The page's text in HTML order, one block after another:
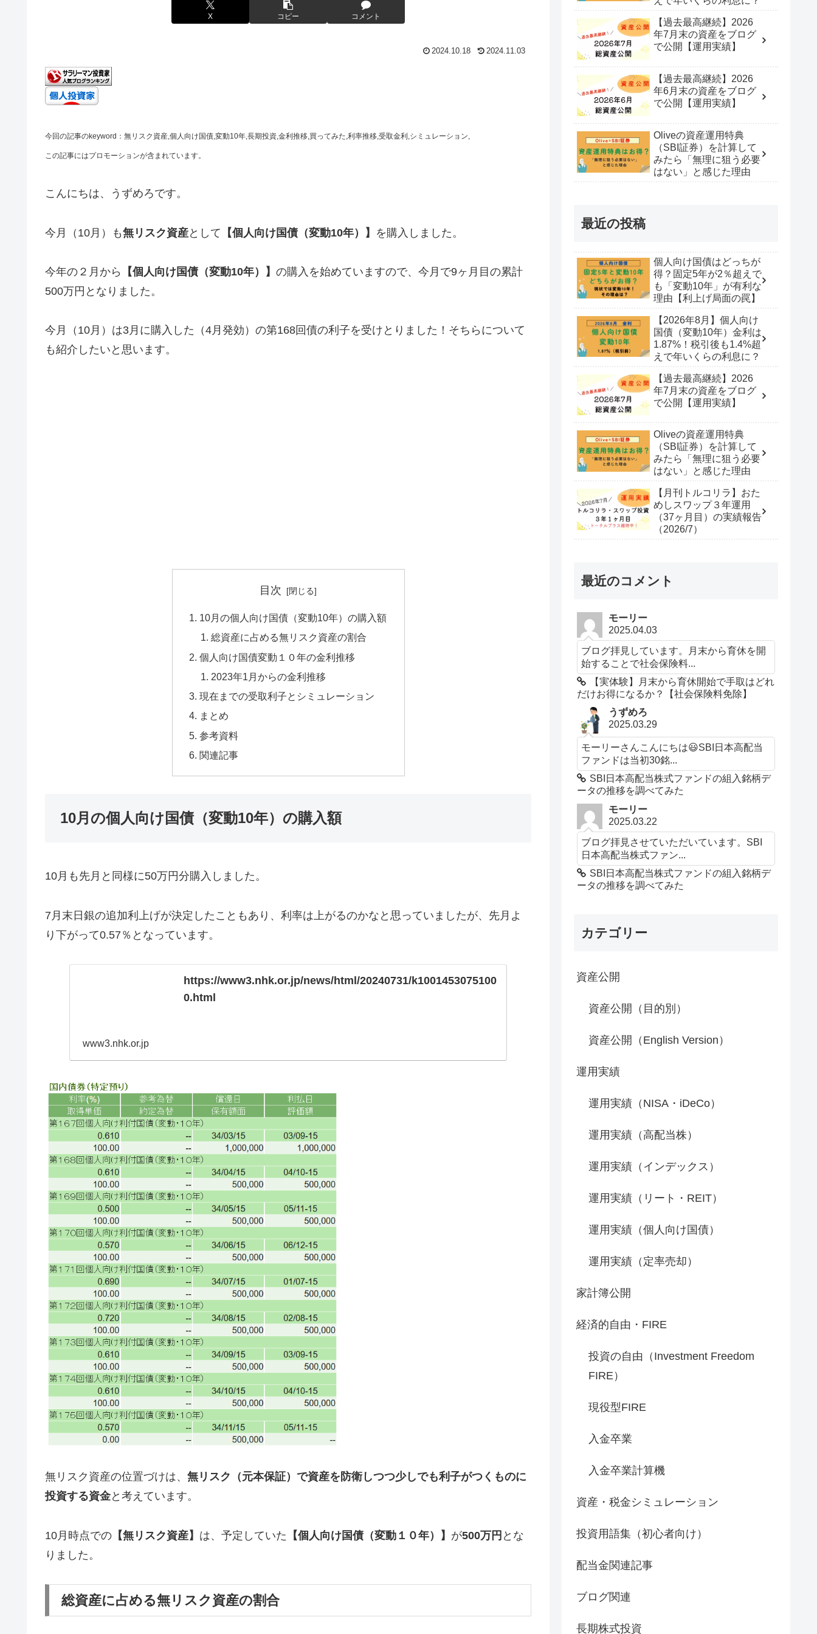
X コピー コメント
2024.10.18 2024.11.03
今回の記事のkeyword：無リスク資産,個人向け国債,変動10年,長期投資,金利推移,買ってみた,利率推移,受取金利,シミュレーション,
この記事にはプロモーションが含まれています。
こんにちは、うずめろです。
今月（10月）も無リスク資産として 【個人向け国債（変動10年）】 を購入しました。
今年の２月から 【個人向け国債（変動10年）】 の購入を始めていますので、今月で9ヶ月目の累計
500万円となりました。
今月（10月）は3月に購入した（4月発効）の第168回債の利子を受けとりました！そちらについて
も紹介したいと思います。
目次
10月の個人向け国債（変動10年）の購入額
総資産に占める無リスク資産の割合
個人向け国債変動１０年の金利推移
2023年1月からの金利推移
現在までの受取利子とシミュレーション
まとめ
参考資料
関連記事
10月の個人向け国債（変動10年）の購入額
10月も先月と同様に50万円分購入しました。
7月末日銀の追加利上げが決定したこともあり、利率は上がるのかなと思っていましたが、先月よ
り下がって0.57％となっています。
https://www3.nhk.or.jp/news/html/20240731/k1001453075100
0.html
www3.nhk.or.jp
無リスク資産の位置づけは、 無リスク（元本保証）で資産を防衛しつつ少しでも利子がつくものに
投資する資金と考えています。
10月時点での 【無リスク資産】 は、予定していた 【個人向け国債（変動１０年）】 が500万円 とな
りました。
総資産に占める無リスク資産の割合
【過去最高継続】2026
年7月末の資産をブログ
で公開【運用実績】
【過去最高継続】2026
年6月末の資産をブログ
で公開【運用実績】
Oliveの資産運用特典
（SBI証券）を計算して
みたら「無理に狙う必要
はない」と感じた理由
最近の投稿
個人向け国債はどっちが
得？固定5年が2％超えで
も「変動10年」が有利な
理由【利上げ局面の罠】
【2026年8月】個人向け
国債（変動10年）金利は
1.87%！税引後も1.4%超
えで年いくらの利息に？
【過去最高継続】2026
年7月末の資産をブログ
で公開【運用実績】
Oliveの資産運用特典
（SBI証券）を計算して
みたら「無理に狙う必要
はない」と感じた理由
【月刊トルコリラ】おた
めしスワップ３年運用
（37ヶ月目）の実績報告
（2026/7）
最近のコメント
モーリー
2025.04.03
ブログ拝見しています。月末から育休を開
始することで社会保険料...
【実体験】月末から育休開始で手取はどれ
だけお得になるか？【社会保険料免除】
うずめろ
2025.03.29
モーリーさんこんにちは😃SBI日本高配当
ファンドは当初30銘...
SBI日本高配当株式ファンドの組入銘柄デ
ータの推移を調べてみた
モーリー
2025.03.22
ブログ拝見させていただいています。SBI
日本高配当株式ファン...
SBI日本高配当株式ファンドの組入銘柄デ
ータの推移を調べてみた
カテゴリー
資産公開
資産公開（目的別）
資産公開（English Version）
運用実績
運用実績（NISA・iDeCo）
運用実績（高配当株）
運用実績（インデックス）
運用実績（リート・REIT）
運用実績（個人向け国債）
運用実績（定率売却）
家計簿公開
経済的自由・FIRE
投資の自由（Investment Freedom
FIRE）
現役型FIRE
入金卒業
入金卒業計算機
資産・税金シミュレーション
投資用語集（初心者向け）
配当金関連記事
ブログ関連
長期株式投資